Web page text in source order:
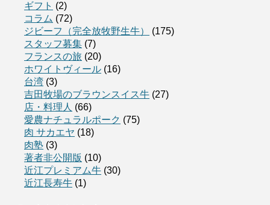
ギフト (2)
コラム (72)
ジビーフ（完全放牧野生牛）
(175)
スタッフ募集 (7)
フランスの旅 (20)
ホワイトヴィール (16)
台湾 (3)
吉田牧場のブラウンスイス牛 (27)
店・料理人 (66)
愛農ナチュラルポーク (75)
肉 サカエヤ (18)
肉塾 (3)
著者非公開版 (10)
近江プレミアム牛 (30)
近江長寿牛 (1)